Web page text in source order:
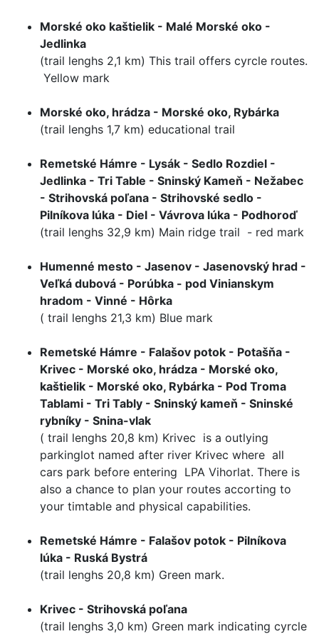
Morské oko kaštielik - Malé Morské oko -
Jedlinka
(trail lenghs 2,1 km) This trail offers cyrcle routes.
Yellow mark
Morské oko, hrádza - Morské oko, Rybárka
(trail lenghs 1,7 km) educational trail
Remetské Hámre - Lysák - Sedlo Rozdiel -
Jedlinka - Tri Table - Sninský Kameň - Nežabec
- Strihovská poľana - Strihovské sedlo -
Pilníkova lúka - Diel - Vávrova lúka - Podhoroď
(trail lenghs 32,9 km) Main ridge trail - red mark
Humenné mesto - Jasenov - Jasenovský hrad -
Veľká dubová - Porúbka - pod Vinianskym
hradom - Vinné - Hôrka
( trail lenghs 21,3 km) Blue mark
Remetské Hámre - Falašov potok - Potašňa -
Krivec - Morské oko, hrádza - Morské oko,
kaštielik - Morské oko, Rybárka - Pod Troma
Tablami - Tri Tably - Sninský kameň - Sninské
rybníky - Snina-vlak
( trail lenghs 20,8 km) Krivec is a outlying
parkinglot named after river Krivec where all
cars park before entering LPA Vihorlat. There is
also a chance to plan your routes accorting to
your timtable and physical capabilities.
Remetské Hámre - Falašov potok - Pilníkova
lúka - Ruská Bystrá
(trail lenghs 20,8 km) Green mark.
Krivec - Strihovská poľana
(trail lenghs 3,0 km) Green mark indicating cyrcle